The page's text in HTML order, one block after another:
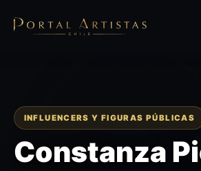
INFLUENCERS Y FIGURAS PÚBLICAS
Constanza